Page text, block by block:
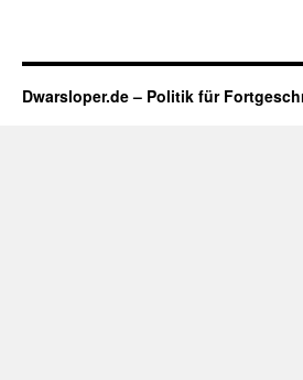
Dwarsloper.de – Politik für